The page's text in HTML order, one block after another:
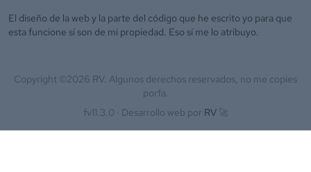
El diseño de la web y la parte del código que he escrito yo para que
esta funcione sí son de mi propiedad. Eso sí me lo atribuyo.
Copyright ©2026 RV. Algunos derechos reservados, no me copies
porfa.
fv11.3.0 · Desarrollo web por RV 🚀